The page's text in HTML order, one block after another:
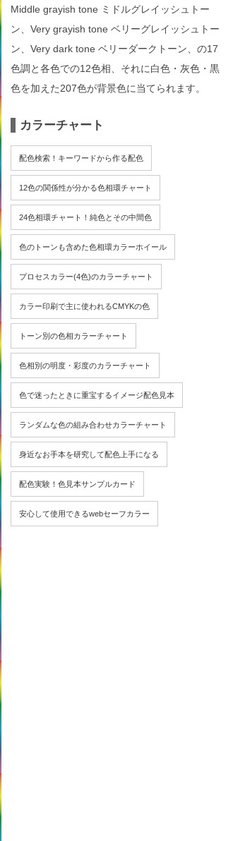
Middle grayish tone ミドルグレイッシュトー
ン、Very grayish tone ベリーグレイッシュトー
ン、Very dark tone ベリーダークトーン、の17
色調と各色での12色相、それに白色・灰色・黒
色を加えた207色が背景色に当てられます。
カラーチャート
配色検索！キーワードから作る配色
12色の関係性が分かる色相環チャート
24色相環チャート！純色とその中間色
色のトーンも含めた色相環カラーホイール
プロセスカラー(4色)のカラーチャート
カラー印刷で主に使われるCMYKの色
トーン別の色相カラーチャート
色相別の明度・彩度のカラーチャート
色で迷ったときに重宝するイメージ配色見本
ランダムな色の組み合わせカラーチャート
身近なお手本を研究して配色上手になる
配色実験！色見本サンプルカード
安心して使用できるwebセーフカラー